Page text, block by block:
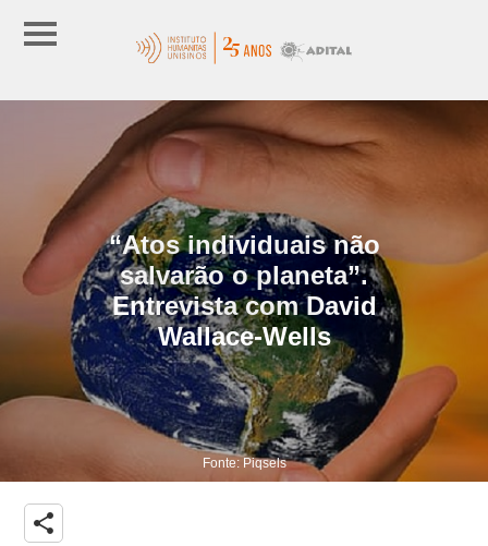
“Atos individuais não
salvarão o planeta”.
Entrevista com David
Wallace-Wells
Fonte: Piqsels
share